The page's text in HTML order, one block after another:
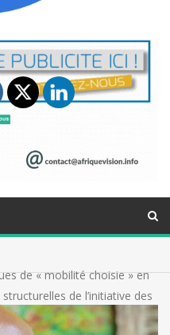
de « mobilité choisie » en
de l’initiative des